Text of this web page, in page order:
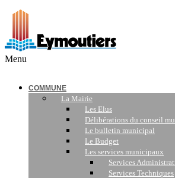
Menu
COMMUNE
La Mairie
Les Elus
Délibérations du conseil
Le bulletin municipal
Le Budget
Les services municipaux
Services
Services Techniques